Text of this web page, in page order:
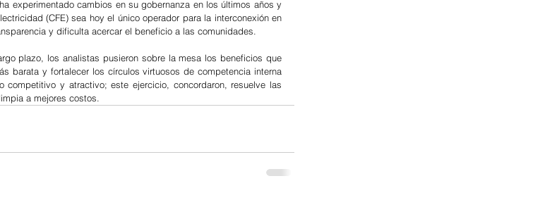
experimentado cambios en su gobernanza en los últimos años y
(CFE) sea hoy el único operador para la interconexión en
y dificulta acercar el beneficio a las comunidades.
plazo, los analistas pusieron sobre la mesa los beneficios que
barata y fortalecer los círculos virtuosos de competencia interna
competitivo y atractivo; este ejercicio, concordaron, resuelve las
a mejores costos.